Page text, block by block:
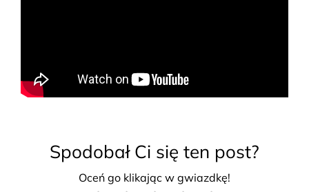
Spodobał Ci się ten post?
Oceń go klikając w gwiazdkę!